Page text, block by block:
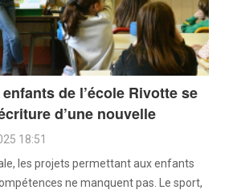
de l’école Rivotte se
d’une nouvelle
18:51
les projets permettant aux enfants
ne manquent pas. Le sport,